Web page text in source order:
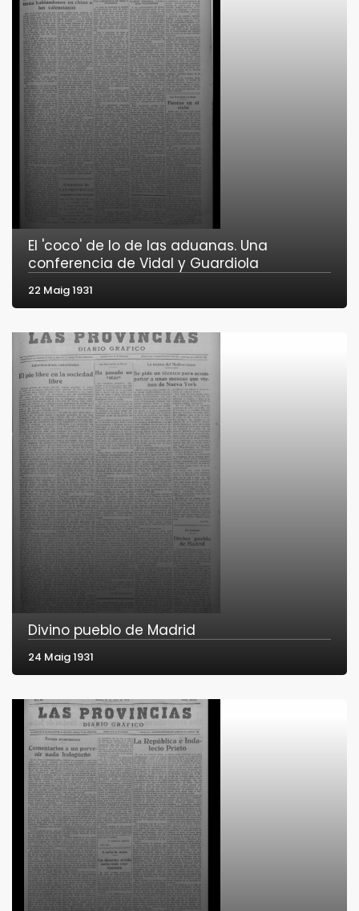
El 'coco' de lo de las aduanas. Una
conferencia de Vidal y Guardiola
22 Maig 1931
Divino pueblo de Madrid
24 Maig 1931